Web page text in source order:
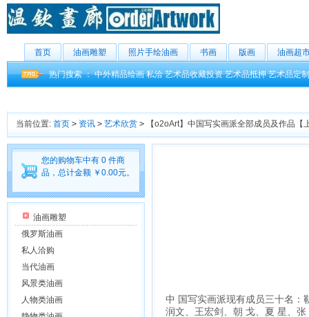
首页 油画雕塑 照片手绘油画 书画 版画 油画超
热门搜索 ：中外精品绘画 私洽 艺术品收藏投资 艺术品抵押 艺术品定制
当前位置: 首页 > 资讯 > 艺术欣赏 > 【o2oArt】中国写实画派全部成员及作品【
您的购物车中有 0 件商
品，总计金额 ￥0.00元。
油画雕塑
俄罗斯油画
私人洽购
当代油画
风景类油画
人物类油画
中 国写实画派现有成员三十名：
润文、王宏剑、朝 戈、夏 星、